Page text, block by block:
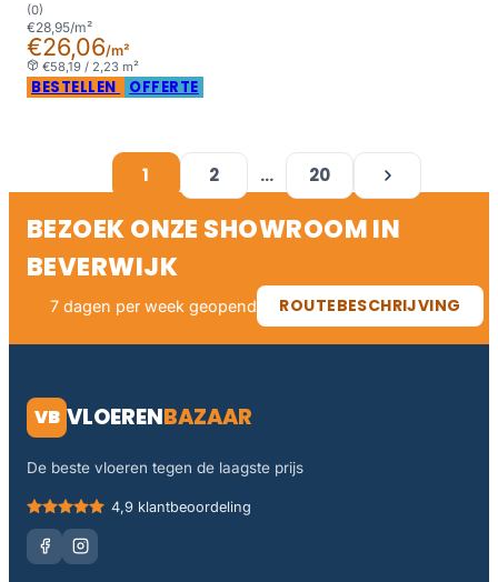
(0)
€28,95/m²
€26,06/m²
€58,19 / 2,23 m²
BESTELLEN OFFERTE
1 2 … 20 VOLGENDE
BEZOEK ONZE SHOWROOM IN
BEVERWIJK
7 dagen per week geopend ROUTEBESCHRIJVING
VB VLOERENBAZAAR
De beste vloeren tegen de laagste prijs
4,9 klantbeoordeling